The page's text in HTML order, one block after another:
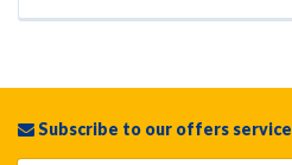
Subscribe to our offers service